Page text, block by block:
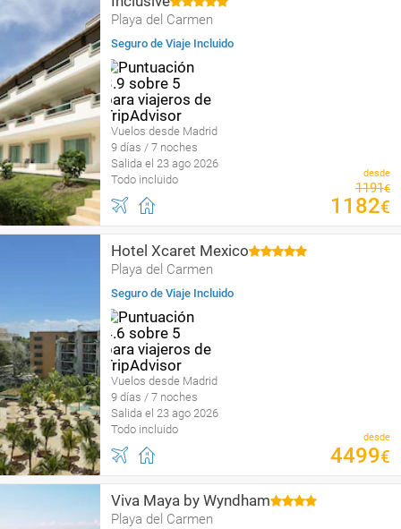
Playa del Carmen
Seguro de Viaje Incluido
Vuelos desde Madrid
9 días / 7 noches
Salida el 23 ago 2026
Todo incluido
desde
1191€
1182€
Hotel Xcaret Mexico
Playa del Carmen
Seguro de Viaje Incluido
Vuelos desde Madrid
9 días / 7 noches
Salida el 23 ago 2026
Todo incluido
desde
4499€
Viva Maya by Wyndham
Playa del Carmen